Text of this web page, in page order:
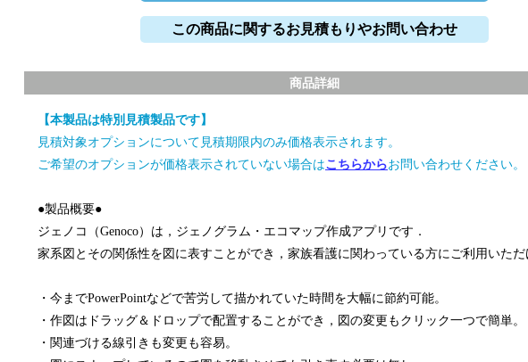
この商品に関するお見積もりやお問い合わせ
商品詳細
【本製品は特別見積製品です】
見積対象オプションについて見積期限内のみ価格表示されます。
ご希望のオプションが価格表示されていない場合はこちらからお問い合わせください。
●製品概要●
ジェノコ（Genoco）は，ジェノグラム・エコマップ作成アプリです．
家系図とその関係性を図に表すことができ，家族看護に関わっている方にご利用いただ
・今までPowerPointなどで苦労して描かれていた時間を大幅に節約可能。
・作図はドラッグ＆ドロップで配置することができ，図の変更もクリック一つで簡単。
・関連づける線引きも変更も容易。